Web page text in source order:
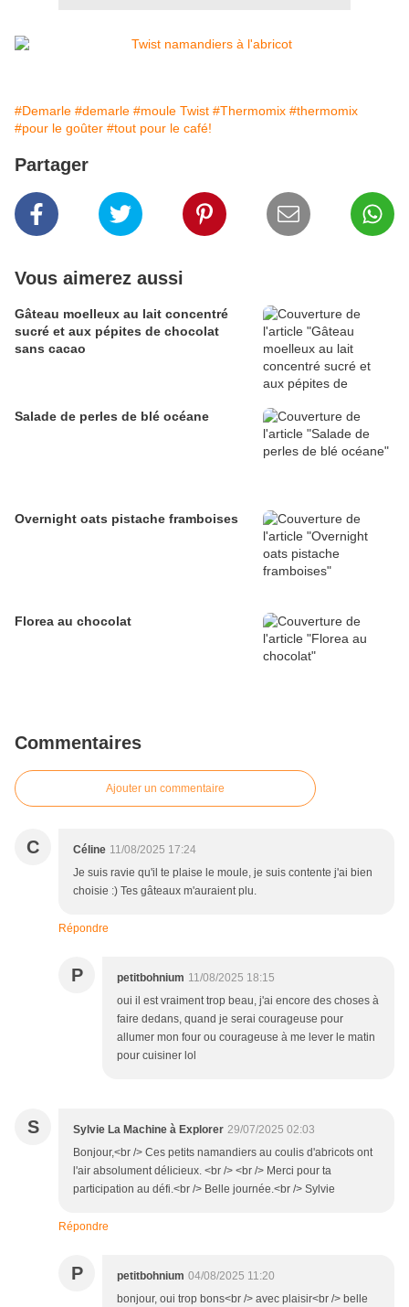
#Demarle #demarle #moule Twist #Thermomix #thermomix
#pour le goûter #tout pour le café!
Partager
Vous aimerez aussi
Gâteau moelleux au lait concentré
sucré et aux pépites de chocolat
sans cacao
Salade de perles de blé océane
Overnight oats pistache framboises
Florea au chocolat
Commentaires
Ajouter un commentaire
C Céline 11/08/2025 17:24
Je suis ravie qu'il te plaise le moule, je suis contente j'ai bien
choisie :) Tes gâteaux m'auraient plu.
Répondre
P petitbohnium 11/08/2025 18:15
oui il est vraiment trop beau, j'ai encore des choses à
faire dedans, quand je serai courageuse pour
allumer mon four ou courageuse à me lever le matin
pour cuisiner lol
S Sylvie La Machine à Explorer 29/07/2025 02:03
Bonjour,<br /> Ces petits namandiers au coulis d'abricots ont
l'air absolument délicieux. <br /> <br /> Merci pour ta
participation au défi.<br /> Belle journée.<br /> Sylvie
Répondre
P petitbohnium 04/08/2025 11:20
bonjour, oui trop bons<br /> avec plaisir<br /> belle